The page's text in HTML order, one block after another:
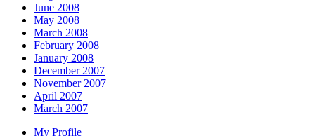
June 2008
May 2008
March 2008
February 2008
January 2008
December 2007
November 2007
April 2007
March 2007
My Profile